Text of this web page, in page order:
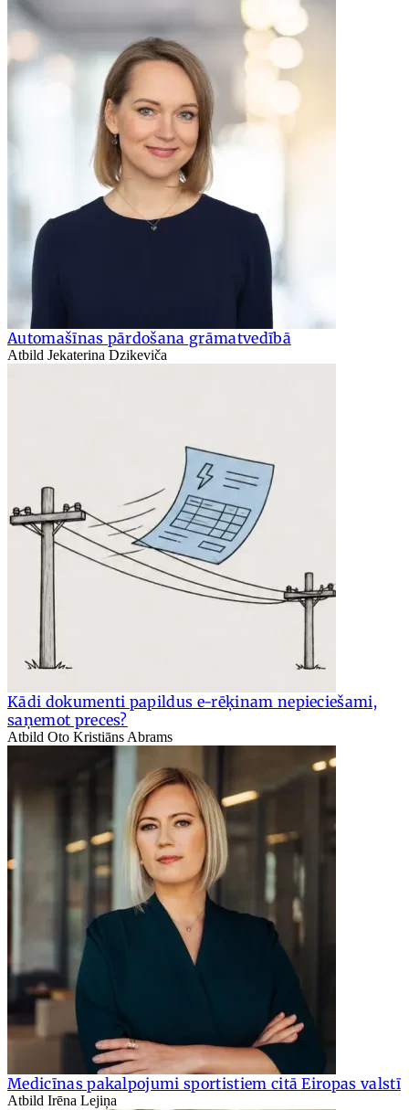
Automašīnas pārdošana grāmatvedībā
Atbild Jekaterina Dzikeviča
Kādi dokumenti papildus e-rēķinam nepieciešami,
saņemot preces?
Atbild Oto Kristiāns Abrams
Medicīnas pakalpojumi sportistiem citā Eiropas valstī
Atbild Irēna Lejiņa